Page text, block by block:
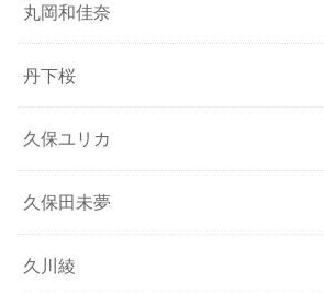
丸岡和佳奈
丹下桜
久保ユリカ
久保田未夢
久川綾